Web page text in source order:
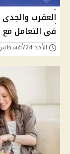
العقرب
فى التعامل مع
الأحد 24/أغسطس/2025 - 09:00 ص